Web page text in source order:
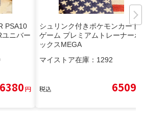
PSA10
ユニバー
6380円
シュリンク付きポケモンカード
ゲーム プレミアムトレーナーボ
ックスMEGA
マイストア在庫： 1292
税込 6509